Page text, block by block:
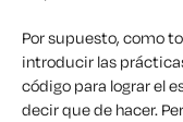
Por supuesto, como
introducir las
código para lograr el
decir que de hacer.